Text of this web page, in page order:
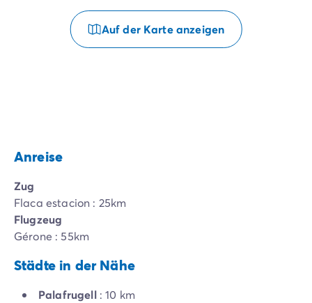
Auf der Karte anzeigen
Anreise
Zug
Flaca estacion : 25km
Flugzeug
Gérone : 55km
Städte in der Nähe
Palafrugell: 10 km